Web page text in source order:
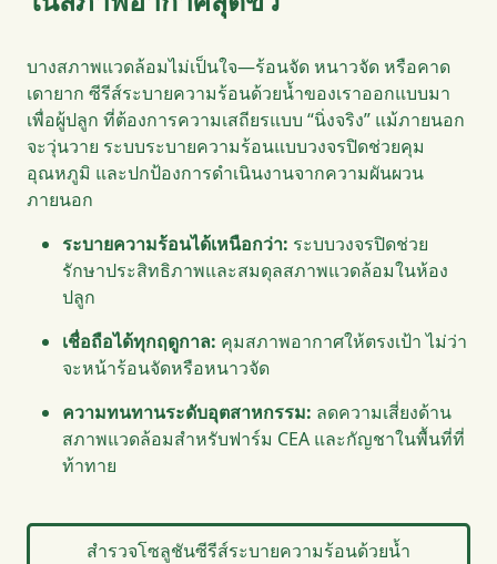
บางสภาพแวดล้อมไม่เป็นใจ—ร้อนจัด หนาวจัด หรือคาด
เดายาก ซีรีส์ระบายความร้อนด้วยน้ำของเราออกแบบมา
เพื่อผู้ปลูก ที่ต้องการความเสถียรแบบ “นิ่งจริง” แม้ภายนอก
จะวุ่นวาย ระบบระบายความร้อนแบบวงจรปิดช่วยคุม
อุณหภูมิ และปกป้องการดำเนินงานจากความผันผวน
ภายนอก
ระบายความร้อนได้เหนือกว่า: ระบบวงจรปิดช่วย
รักษาประสิทธิภาพและสมดุลสภาพแวดล้อมในห้อง
ปลูก
เชื่อถือได้ทุกฤดูกาล: คุมสภาพอากาศให้ตรงเป้า ไม่ว่า
จะหน้าร้อนจัดหรือหนาวจัด
ความทนทานระดับอุตสาหกรรม: ลดความเสี่ยงด้าน
สภาพแวดล้อมสำหรับฟาร์ม CEA และกัญชาในพื้นที่ที่
ท้าทาย
สำรวจโซลูชันซีรีส์ระบายความร้อนด้วยน้ำ